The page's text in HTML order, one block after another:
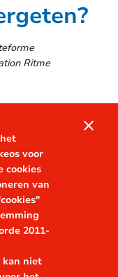
Ritme
voor
cookies
van
2011-
kan niet
close